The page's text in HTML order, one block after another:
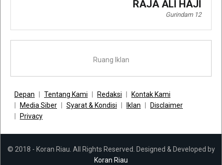
RAJA ALI HAJI
Gurindam 12
Ruang Iklan
Depan Tentang Kami Redaksi
Kontak Kami
Media Siber
Syarat & Kondisi Iklan
Disclaimer
Privacy
© 2018 - Koran Riau. All Rights Reserved. Designed & Developed by
Koran Riau